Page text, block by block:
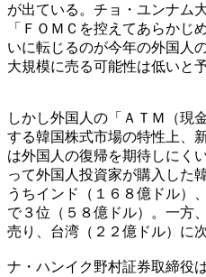
が出ている。チョ・ユンナム
「ＦＯＭＣを控えてあらかじ
いに転じるのが今年の外国人
大規模に売る可能性は低いと
しかし外国人の「ＡＴＭ（現
する韓国株式市場の特性上、
は外国人の復帰を期待しにく
って外国人投資家が購入した
うちインド（１６８億ドル）
で３位（５８億ドル）。一方
売り、台湾（２２億ドル）に
ナ・ハンイク野村証券取締役